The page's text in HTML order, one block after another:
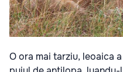
O ora mai tarziu, leoaica